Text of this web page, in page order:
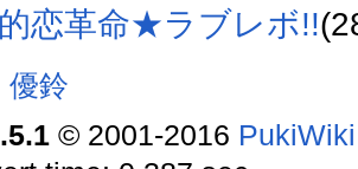
恋革命★ラブレボ!!
優鈴
© 2001-2016